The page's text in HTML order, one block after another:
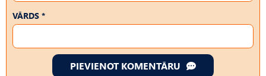
VĀRDS *
PIEVIENOT KOMENTĀRU